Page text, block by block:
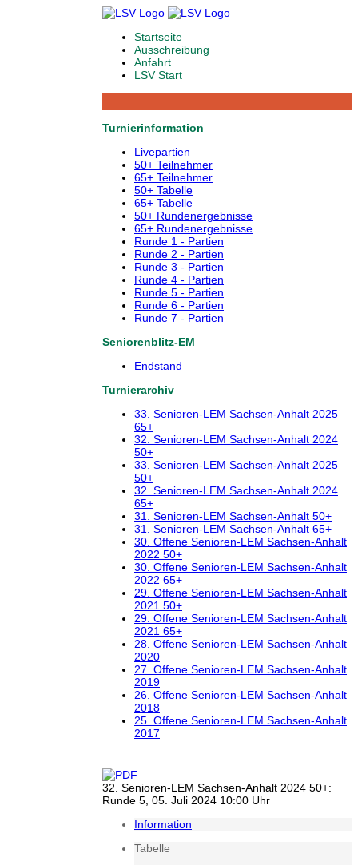
Startseite
Ausschreibung
Anfahrt
LSV Start
Turnierinformation
Livepartien
50+ Teilnehmer
65+ Teilnehmer
50+ Tabelle
65+ Tabelle
50+ Rundenergebnisse
65+ Rundenergebnisse
Runde 1 - Partien
Runde 2 - Partien
Runde 3 - Partien
Runde 4 - Partien
Runde 5 - Partien
Runde 6 - Partien
Runde 7 - Partien
Seniorenblitz-EM
Endstand
Turnierarchiv
33. Senioren-LEM Sachsen-Anhalt 2025
65+
32. Senioren-LEM Sachsen-Anhalt 2024
50+
33. Senioren-LEM Sachsen-Anhalt 2025
50+
32. Senioren-LEM Sachsen-Anhalt 2024
65+
31. Senioren-LEM Sachsen-Anhalt 50+
31. Senioren-LEM Sachsen-Anhalt 65+
30. Offene Senioren-LEM Sachsen-Anhalt
2022 50+
30. Offene Senioren-LEM Sachsen-Anhalt
2022 65+
29. Offene Senioren-LEM Sachsen-Anhalt
2021 50+
29. Offene Senioren-LEM Sachsen-Anhalt
2021 65+
28. Offene Senioren-LEM Sachsen-Anhalt
2020
27. Offene Senioren-LEM Sachsen-Anhalt
2019
26. Offene Senioren-LEM Sachsen-Anhalt
2018
25. Offene Senioren-LEM Sachsen-Anhalt
2017
32. Senioren-LEM Sachsen-Anhalt 2024 50+:
Runde 5, 05. Juli 2024 10:00 Uhr
Information
Tabelle